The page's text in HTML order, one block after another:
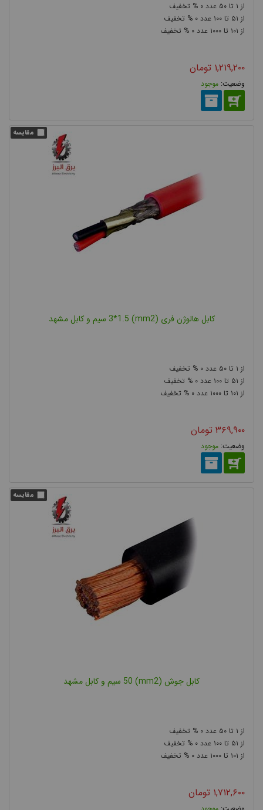
۱ ۵۰
۰
۵۱
۱۰۰
۰
۱۰۱
۱۰۰۰ ۰
۱,۲۱۹,۲۰۰ تومان
موجود
کابل هالوژن فری (mm2) 3*1.5 سیم و کابل مشهد
۱ ۵۰
۰
۵۱
۱۰۰
۰
۱۰۱
۱۰۰۰ ۰
۳۶۹,۹۰۰ تومان
موجود
کابل جوش (mm2) 50 سیم و کابل مشهد
۱ ۵۰
۰
۵۱
۱۰۰
۰
۱۰۱
۱۰۰۰ ۰
۱,۷۱۲,۶۰۰ تومان